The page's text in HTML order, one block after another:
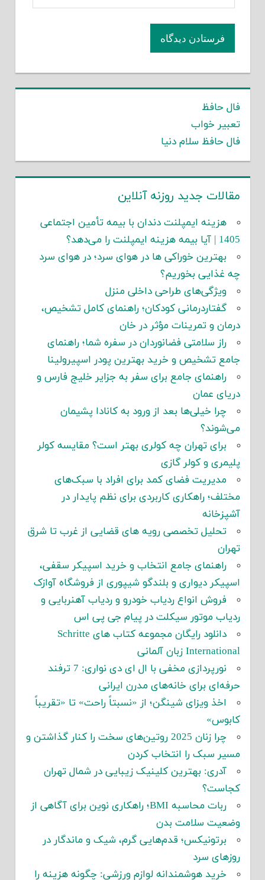
فال حافظ
تعبیر خواب
فال حافظ سلام دنیا
مقالات جدید روزنه آنلاین
هزینه ایمپلنت دندان با بیمه تأمین اجتماعی
1405 | آیا بیمه هزینه ایمپلنت را می‌دهد؟
بهترین خوراکی ها در هوای سرد؛ در هوای سرد
چه غذایی بخوریم؟
ویژگی‌های طراحی داخلی منزل
گفتاردرمانی کودکان؛ راهنمای کامل تشخیص،
درمان و تمرینات مؤثر در خان
راز سلامتی فضانوردان در سفره شما؛ راهنمای
جامع تشخیص و خرید بهترین پودر اسپیرولینا
راهنمای جامع برای سفر به جزایر خلیج فارس و
دریای عمان
چرا خیلی‌ها بعد از ورود به کانادا پشیمان
می‌شوند؟
برای تهران چه کولری بهتر است؟ مقایسه کولر
پلیمری و کولر گازی
مدیریت فضای کمد برای افراد با سبک‌های
مختلف؛ راهکاری کاربردی برای نظم پایدار در
آشپزخانه
تحلیل تخصصی رویه های قضایی از غرب تا شرق
تهران
راهنمای جامع انتخاب و خرید اسپیکر سقفی،
اسپیکر دیواری و بلندگو شیپوری از فروشگاه آوازک
فروش انواع ردیاب خودرو و ردیاب آهنربایی و
ردیاب موتور سیکلت در پیام جی پی اس
دانلود رایگان مجموعه کتاب های Schritte
International زبان آلمانی
نورپردازی مخفی با ال ای دی نواری: 7 ترفند
حرفه‌ای برای خانه‌های مدرن ایرانی
اخذ ویزای شینگن؛ از «نسبتاً راحت» تا «تقریباً
کابوس»
چرا زنان 2025 روتین‌های سخت را کنار گذاشتن و
مسیر سبک را انتخاب کردن
آدری: بهترین کلینیک زیبایی در شمال تهران
کجاست؟
ربات محاسبه BMI؛ راهکاری نوین برای آگاهی از
وضعیت سلامت بدن
برتونیکس؛ قدم‌هایی گرم، شیک و ماندگار در
روزهای سرد
خرید هوشمندانه لوازم ورزشی: چگونه هزینه را